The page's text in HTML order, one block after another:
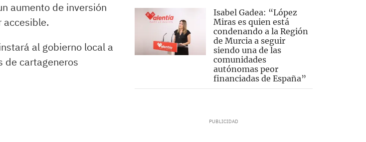
aumento de inversión
accesible.
al gobierno local a
de cartageneros
Isabel Gadea: “López
Miras es quien está
condenando a la Región
de Murcia a seguir
siendo una de las
comunidades
autónomas peor
financiadas de España”